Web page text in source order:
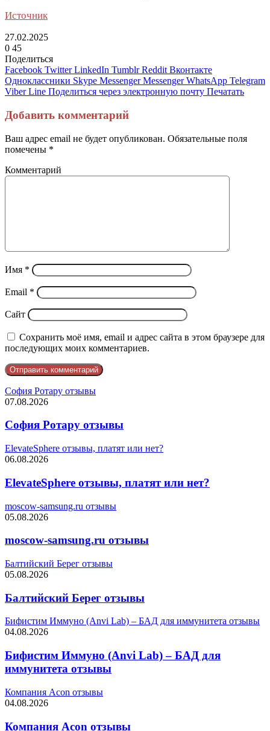
Источник
27.02.2025
0 45
Поделиться
Facebook Twitter LinkedIn Tumblr Reddit Вконтакте
Одноклассники Skype Messenger Messenger WhatsApp Telegram
Viber Line Поделиться через электронную почту Печатать
Добавить комментарий
Ваш адрес email не будет опубликован. Обязательные поля
помечены *
Комментарий
Имя *
Email *
Сайт
Сохранить моё имя, email и адрес сайта в этом браузере для
последующих моих комментариев.
София Ротару отзывы
07.08.2026
София Ротару отзывы
ElevateSphere отзывы, платят или нет?
06.08.2026
ElevateSphere отзывы, платят или нет?
moscow-samsung.ru отзывы
05.08.2026
moscow-samsung.ru отзывы
Балтийский Берег отзывы
05.08.2026
Балтийский Берег отзывы
Бифистим Иммуно (Anvi Lab) – БАД для иммунитета отзывы
04.08.2026
Бифистим Иммуно (Anvi Lab) – БАД для
иммунитета отзывы
Компания Acon отзывы
04.08.2026
Компания Acon отзывы